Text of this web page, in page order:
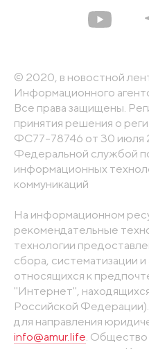
© 2020, в новостной
Информационного
Все права защищены.
принятия решения о
ФС77-78746 от 30 июля
Федеральной службой
информационных
коммуникаций
На информационном
рекомендательные
технологии
сбора, систематизации и
относящихся к
"Интернет",
Российской
для направления
info@amur.life .